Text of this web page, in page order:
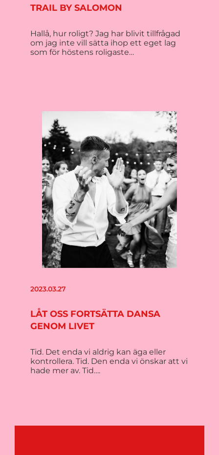
TRAIL BY SALOMON
Hallå, hur roligt? Jag har blivit tillfrågad
om jag inte vill sätta ihop ett eget lag
som för höstens roligaste…
2023.03.27
LÅT OSS FORTSÄTTA DANSA
GENOM LIVET
Tid. Det enda vi aldrig kan äga eller
kontrollera. Tid. Den enda vi önskar att vi
hade mer av. Tid….